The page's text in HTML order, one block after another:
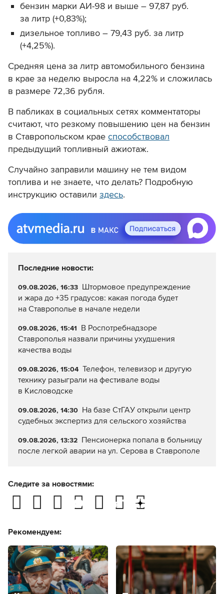
бензин марки АИ-98 и выше – 97,87 руб.
за литр (+0,83%);
дизельное топливо – 79,43 руб. за литр
(+4,25%).
Средняя цена за литр автомобильного бензина
в крае за неделю выросла на 4,22% и сложилась
в размере 72,36 рубля.
В пабликах в социальных сетях комментаторы
считают, что резкому повышению цен на бензин
в Ставропольском крае способствовал
предыдущий топливный ажиотаж.
Случайно заправили машину не тем видом
топлива и не знаете, что делать? Подробную
инструкцию оставили здесь.
Последние новости:
09.08.2026, 16:33 Штормовое предупреждение
и жара до +35 градусов: какая погода будет
на Ставрополье в начале недели
09.08.2026, 15:41 В Роспотребнадзоре
Ставрополья назвали причины ухудшения
качества воды
09.08.2026, 15:04 Телефон, телевизор и другую
технику разыграли на фестивале воды
в Кисловодске
09.08.2026, 14:30 На базе СтГАУ открыли центр
судебных экспертиз для сельского хозяйства
09.08.2026, 13:32 Пенсионерка попала в больницу
после легкой аварии на ул. Серова в Ставрополе
Следите за новостями:
Рекомендуем: